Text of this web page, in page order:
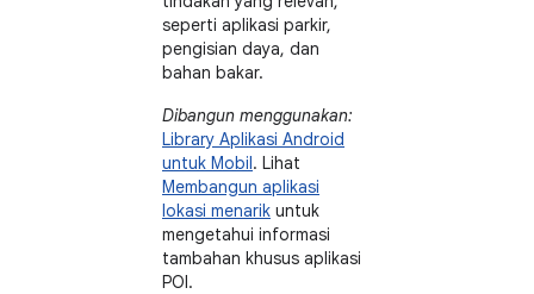
seperti aplikasi parkir,
pengisian daya, dan
bahan bakar.
Dibangun menggunakan:
Library Aplikasi Android
untuk Mobil. Lihat
Membangun aplikasi
lokasi menarik untuk
mengetahui informasi
tambahan khusus aplikasi
POI.